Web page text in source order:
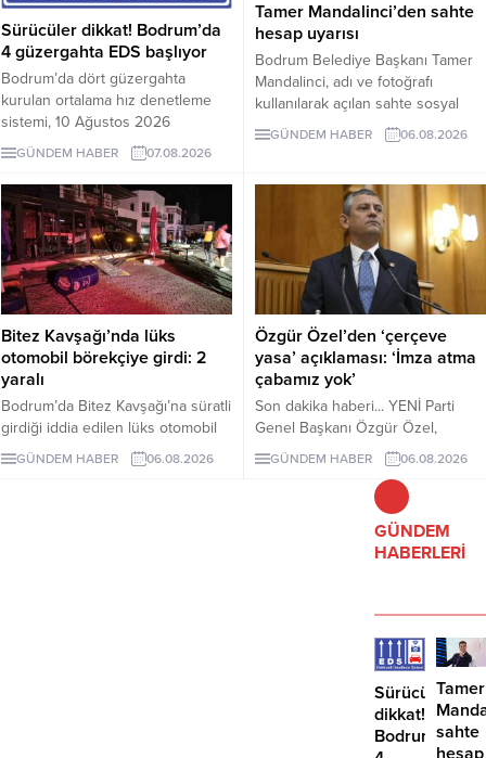
Sürücüler dikkat! Bodrum’da
4 güzergahta EDS başlıyor
Bodrum’da dört güzergahta
kurulan ortalama hız denetleme
sistemi, 10 Ağustos 2026
Pazartesi günü devreye girecek.
İşte EDS uygulanacak yollar.
GÜNDEM HABER 07.08.2026
Tamer Mandalinci’den sahte
hesap uyarısı
Bodrum Belediye Başkanı Tamer
Mandalinci, adı ve fotoğrafı
kullanılarak açılan sahte sosyal
medya hesaplarına karşı uyarıda
bulundu. Mandalinci, tek resmî
olduğunu açıkladı.
GÜNDEM HABER 06.08.2026
Bitez Kavşağı’nda lüks
otomobil börekçiye girdi: 2
yaralı
Bodrum’da Bitez Kavşağı’na süratli
girdiği iddia edilen lüks otomobil
börekçiye girdi. Kazada sürücü ve
GÜNDEM HABER 06.08.2026
Özgür Özel’den ‘çerçeve
yasa’ açıklaması: ‘İmza atma
çabamız yok’
Son dakika haberi... YENİ Parti
Genel Başkanı Özgür Özel,
çerçeve yasanın özensiz
hazırlandığını vurgulayarak "İmza
atma çabamız yok" dedi.
GÜNDEM HABER 06.08.2026
GÜNDEM
HABERLERİ
Sürücüler
dikkat!
Bodrum’da
Tamer
sahte